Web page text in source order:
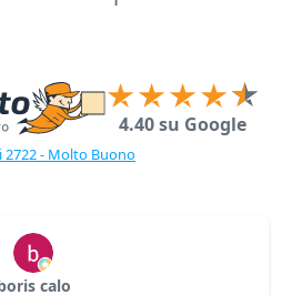
4.40 su Google
2722 - Molto Buono
calo